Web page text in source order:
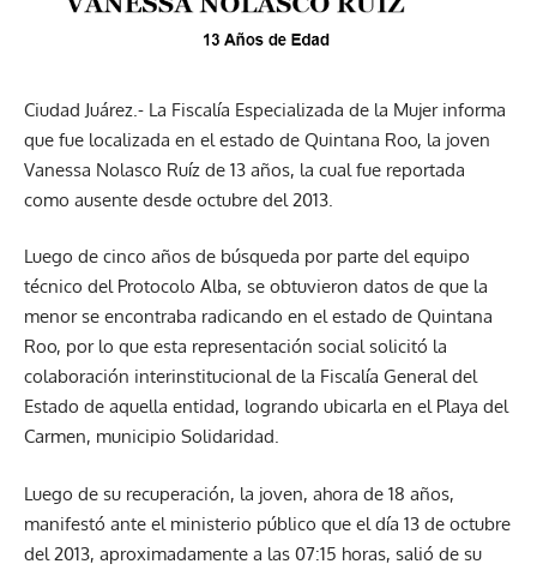
Ciudad Juárez.- La Fiscalía Especializada de la Mujer informa
que fue localizada en el estado de Quintana Roo, la joven
Vanessa Nolasco Ruíz de 13 años, la cual fue reportada
como ausente desde octubre del 2013.
Luego de cinco años de búsqueda por parte del equipo
técnico del Protocolo Alba, se obtuvieron datos de que la
menor se encontraba radicando en el estado de Quintana
Roo, por lo que esta representación social solicitó la
colaboración interinstitucional de la Fiscalía General del
Estado de aquella entidad, logrando ubicarla en el Playa del
Carmen, municipio Solidaridad.
Luego de su recuperación, la joven, ahora de 18 años,
manifestó ante el ministerio público que el día 13 de octubre
del 2013, aproximadamente a las 07:15 horas, salió de su